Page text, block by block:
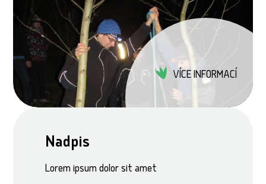
VÍCE INFORMACÍ
Nadpis
Lorem ipsum dolor sit amet